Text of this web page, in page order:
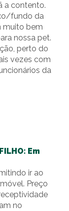
a contento.
fundo da
muito bem
nossa pet.
perto do
vezes com
da
Em
ir ao
Preço
no